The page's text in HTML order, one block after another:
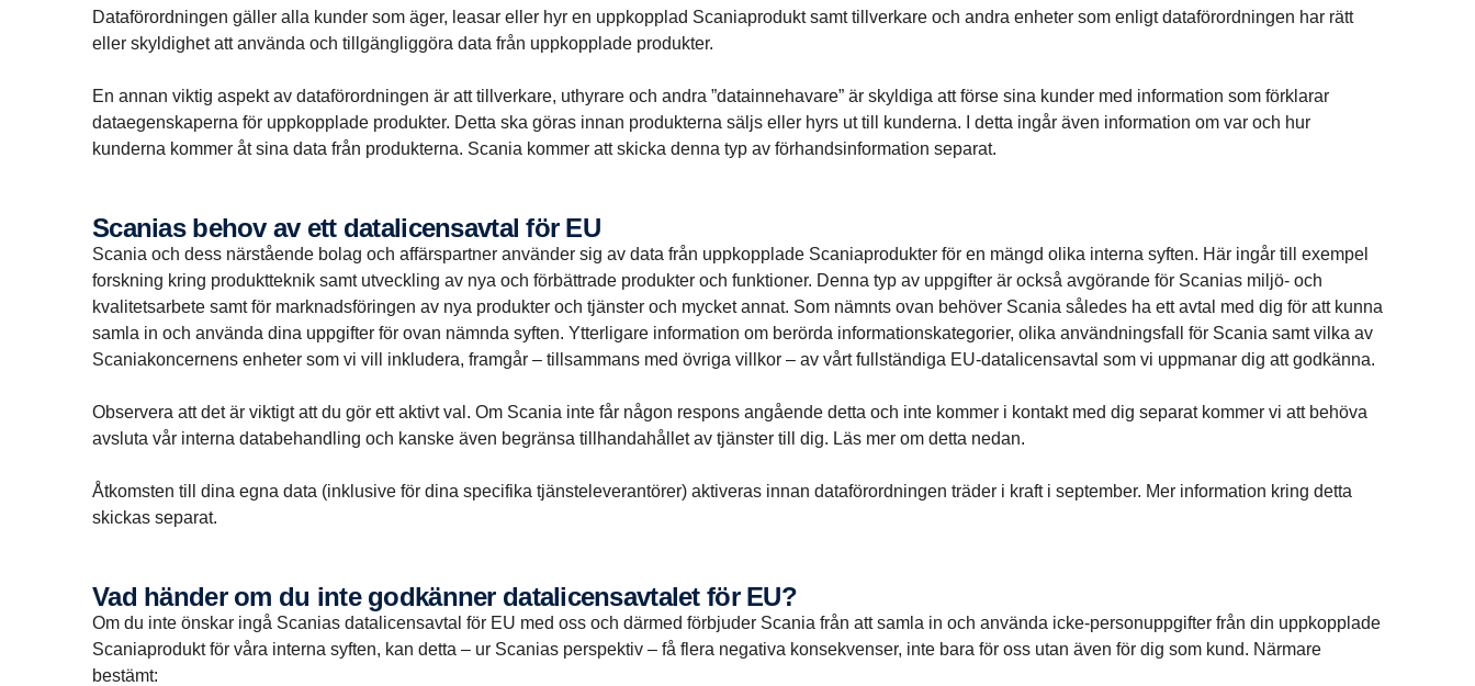
Dataförordningen gäller alla kunder som äger, leasar eller hyr en uppkopplad Scaniaprodukt samt tillverkare och andra enheter som enligt dataförordningen har rätt
eller skyldighet att använda och tillgängliggöra data från uppkopplade produkter.
En annan viktig aspekt av dataförordningen är att tillverkare, uthyrare och andra ”datainnehavare” är skyldiga att förse sina kunder med information som förklarar
dataegenskaperna för uppkopplade produkter. Detta ska göras innan produkterna säljs eller hyrs ut till kunderna. I detta ingår även information om var och hur
kunderna kommer åt sina data från produkterna. Scania kommer att skicka denna typ av förhandsinformation separat.
Scanias behov av ett datalicensavtal för EU
Scania och dess närstående bolag och affärspartner använder sig av data från uppkopplade Scaniaprodukter för en mängd olika interna syften. Här ingår till exempel
forskning kring produktteknik samt utveckling av nya och förbättrade produkter och funktioner. Denna typ av uppgifter är också avgörande för Scanias miljö- och
kvalitetsarbete samt för marknadsföringen av nya produkter och tjänster och mycket annat. Som nämnts ovan behöver Scania således ha ett avtal med dig för att kunna
samla in och använda dina uppgifter för ovan nämnda syften. Ytterligare information om berörda informationskategorier, olika användningsfall för Scania samt vilka av
Scaniakoncernens enheter som vi vill inkludera, framgår – tillsammans med övriga villkor – av vårt fullständiga EU-datalicensavtal som vi uppmanar dig att godkänna.
Observera att det är viktigt att du gör ett aktivt val. Om Scania inte får någon respons angående detta och inte kommer i kontakt med dig separat kommer vi att behöva
avsluta vår interna databehandling och kanske även begränsa tillhandahållet av tjänster till dig. Läs mer om detta nedan.
Åtkomsten till dina egna data (inklusive för dina specifika tjänsteleverantörer) aktiveras innan dataförordningen träder i kraft i september. Mer information kring detta
skickas separat.
Vad händer om du inte godkänner datalicensavtalet för EU?
Om du inte önskar ingå Scanias datalicensavtal för EU med oss och därmed förbjuder Scania från att samla in och använda icke-personuppgifter från din uppkopplade
Scaniaprodukt för våra interna syften, kan detta – ur Scanias perspektiv – få flera negativa konsekvenser, inte bara för oss utan även för dig som kund. Närmare
bestämt: